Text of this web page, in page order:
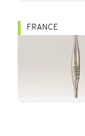
FRANCE